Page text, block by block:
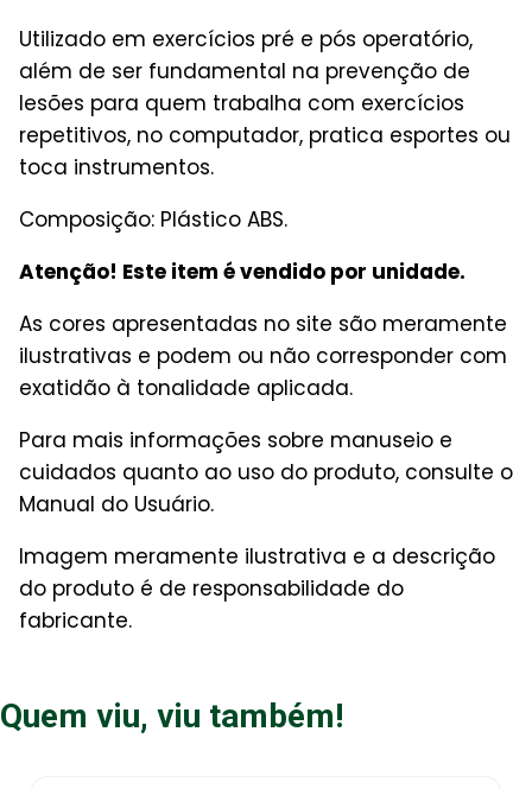
Utilizado em exercícios pré e pós operatório,
além de ser fundamental na prevenção de
lesões para quem trabalha com exercícios
repetitivos, no computador, pratica esportes ou
toca instrumentos.
Composição: Plástico ABS.
Atenção! Este item é vendido por unidade.
As cores apresentadas no site são meramente
ilustrativas e podem ou não corresponder com
exatidão à tonalidade aplicada.
Para mais informações sobre manuseio e
cuidados quanto ao uso do produto, consulte o
Manual do Usuário.
Imagem meramente ilustrativa e a descrição
do produto é de responsabilidade do
fabricante.
Quem viu, viu também!